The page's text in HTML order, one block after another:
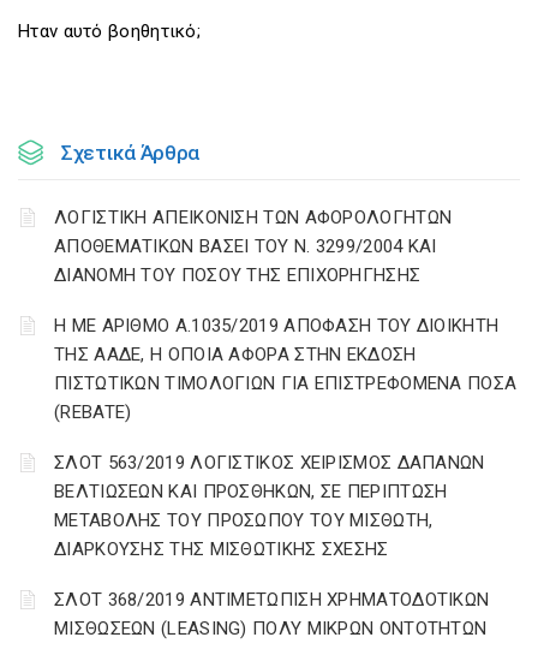
Ηταν αυτό βοηθητικό;
Σχετικά Άρθρα
ΛΟΓΙΣΤΙΚΗ ΑΠΕΙΚΟΝΙΣΗ ΤΩΝ ΑΦΟΡΟΛΟΓΗΤΩΝ
ΑΠΟΘΕΜΑΤΙΚΩΝ ΒΑΣΕΙ ΤΟΥ N. 3299/2004 ΚΑΙ
ΔΙΑΝΟΜΗ ΤΟΥ ΠΟΣΟΥ ΤΗΣ ΕΠΙΧΟΡΗΓΗΣΗΣ
Η ΜΕ ΑΡΙΘΜΟ Α.1035/2019 ΑΠΟΦΑΣΗ ΤΟΥ ΔΙΟΙΚΗΤΗ
ΤΗΣ ΑΑΔΕ, Η ΟΠΟΙΑ ΑΦΟΡΑ ΣΤΗΝ ΕΚΔΟΣΗ
ΠΙΣΤΩΤΙΚΩΝ ΤΙΜΟΛΟΓΙΩΝ ΓΙΑ ΕΠΙΣΤΡΕΦΟΜΕΝΑ ΠΟΣΑ
(REBATE)
ΣΛΟΤ 563/2019 ΛΟΓΙΣΤΙΚΟΣ ΧΕΙΡΙΣΜΟΣ ΔΑΠΑΝΩΝ
ΒΕΛΤΙΩΣΕΩΝ ΚΑΙ ΠΡΟΣΘΗΚΩΝ, ΣΕ ΠΕΡΙΠΤΩΣΗ
ΜΕΤΑΒΟΛΗΣ ΤΟΥ ΠΡΟΣΩΠΟΥ ΤΟΥ ΜΙΣΘΩΤΗ,
ΔΙΑΡΚΟΥΣΗΣ ΤΗΣ ΜΙΣΘΩΤΙΚΗΣ ΣΧΕΣΗΣ
ΣΛΟΤ 368/2019 ΑΝΤΙΜΕΤΩΠΙΣΗ ΧΡΗΜΑΤΟΔΟΤΙΚΩΝ
ΜΙΣΘΩΣΕΩΝ (LEASING) ΠΟΛΥ ΜΙΚΡΩΝ ΟΝΤΟΤΗΤΩΝ